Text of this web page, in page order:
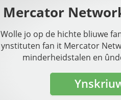
Mercator
Wolle jo op de hichte bliuwe
ynstituten fan it Mercator
minderheidstalen en